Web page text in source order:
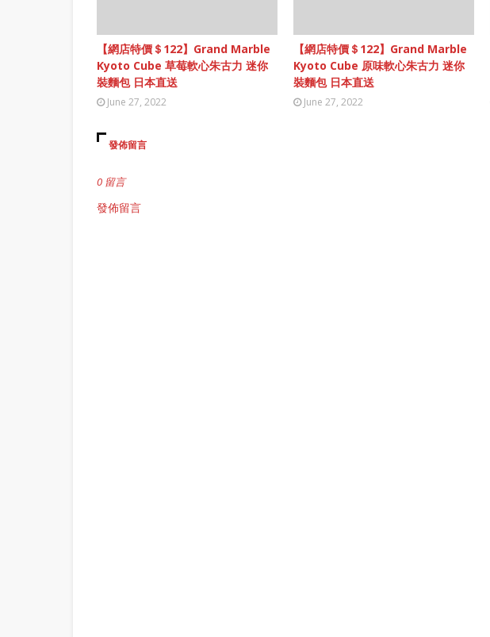
【網店特價＄122】Grand Marble
Kyoto Cube 草莓軟心朱古力 迷你
裝麵包 日本直送
June 27, 2022
【網店特價＄122】Grand Marble
Kyoto Cube 原味軟心朱古力 迷你
裝麵包 日本直送
June 27, 2022
發佈留言
0 留言
發佈留言